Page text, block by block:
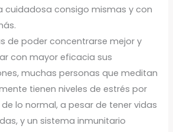
cuidadosa consigo mismas y con
de poder concentrarse mejor y
con mayor eficacia sus
muchas personas que meditan
tienen niveles de estrés por
lo normal, a pesar de tener vidas
y un sistema inmunitario